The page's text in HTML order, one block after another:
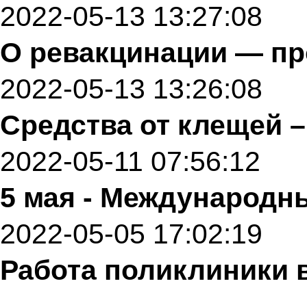
2022-05-13 13:27:08
О ревакцинации —
2022-05-13 13:26:08
Средства от клещей
2022-05-11 07:56:12
5 мая -
2022-05-05 17:02:19
Работа поликлиники